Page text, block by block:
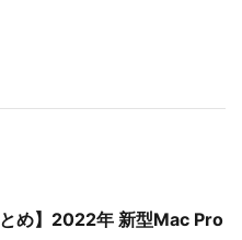
とめ】2022年 新型Mac Pro